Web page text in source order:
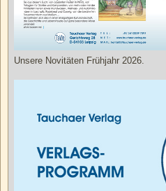
Unsere Novitäten Frühjahr 2026.